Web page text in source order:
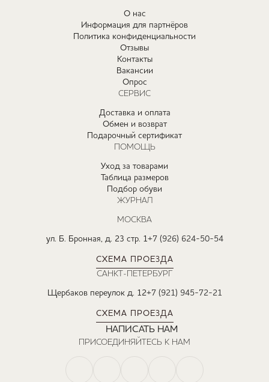
О нас
Информация для партнёров
Политика конфиденциальности
Отзывы
Контакты
Вакансии
Опрос
СЕРВИС
Доставка и оплата
Обмен и возврат
Подарочный сертификат
ПОМОЩЬ
Уход за товарами
Таблица размеров
Подбор обуви
ЖУРНАЛ
МОСКВА
ул. Б. Бронная, д. 23 стр. 1+7 (926) 624-50-54
СХЕМА ПРОЕЗДА
САНКТ-ПЕТЕРБУРГ
Щербаков переулок д. 12+7 (921) 945-72-21
СХЕМА ПРОЕЗДА
НАПИСАТЬ НАМ
ПРИСОЕДИНЯЙТЕСЬ К НАМ